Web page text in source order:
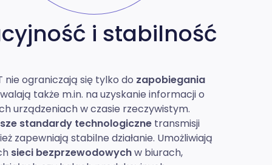
zdjęcie / obrazek i stabilność
nie ograniczają się tylko do zapobiegania
także m.in. na uzyskanie informacji o
urządzeniach w czasie rzeczywistym.
standardy technologiczne transmisji
zapewniają stabilne działanie. Umożliwiają
sieci bezprzewodowychw biurach,